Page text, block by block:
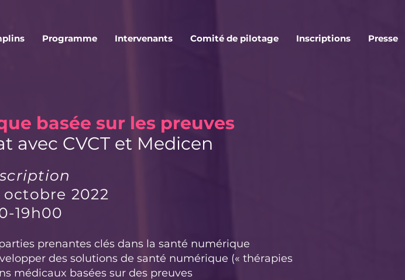
Programme Intervenants Comité de pilotage Inscriptions Presse
basée sur les preuves
avec CVCT et Medicen
2022
19h00
prenantes clés dans la santé numérique
des solutions de santé numérique (« thérapies
médicaux basées sur des preuves